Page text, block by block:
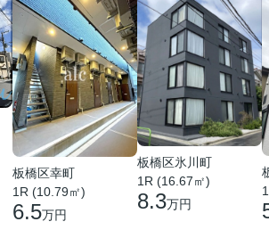
板橋区幸町
1R (10.79㎡)
6.5万円
板橋区氷川町
1R (16.67㎡)
8.3万円